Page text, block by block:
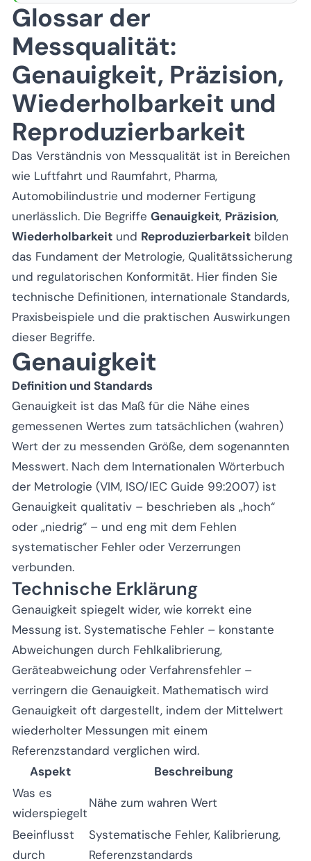
Glossar der
Messqualität:
Genauigkeit, Präzision,
Wiederholbarkeit und
Reproduzierbarkeit
Das Verständnis von Messqualität ist in Bereichen
wie Luftfahrt und Raumfahrt, Pharma,
Automobilindustrie und moderner Fertigung
unerlässlich. Die Begriffe Genauigkeit, Präzision,
Wiederholbarkeit und Reproduzierbarkeit bilden
das Fundament der Metrologie, Qualitätssicherung
und regulatorischen Konformität. Hier finden Sie
technische Definitionen, internationale Standards,
Praxisbeispiele und die praktischen Auswirkungen
dieser Begriffe.
Genauigkeit
Definition und Standards
Genauigkeit ist das Maß für die Nähe eines
gemessenen Wertes zum tatsächlichen (wahren)
Wert der zu messenden Größe, dem sogenannten
Messwert. Nach dem Internationalen Wörterbuch
der Metrologie (VIM, ISO/IEC Guide 99:2007) ist
Genauigkeit qualitativ – beschrieben als „hoch“
oder „niedrig“ – und eng mit dem Fehlen
systematischer Fehler oder Verzerrungen
verbunden.
Technische Erklärung
Genauigkeit spiegelt wider, wie korrekt eine
Messung ist. Systematische Fehler – konstante
Abweichungen durch Fehlkalibrierung,
Geräteabweichung oder Verfahrensfehler –
verringern die Genauigkeit. Mathematisch wird
Genauigkeit oft dargestellt, indem der Mittelwert
wiederholter Messungen mit einem
Referenzstandard verglichen wird.
Aspekt
Beschreibung
Was es
widerspiegelt
Nähe zum wahren Wert
Beeinflusst
durch
Systematische Fehler, Kalibrierung,
Referenzstandards